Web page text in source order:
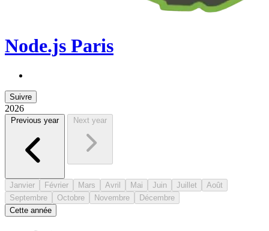
Node.js Paris
Suivre
2026
Previous year Next year
Janvier Février Mars Avril Mai Juin Juillet
Août
Septembre
Octobre Novembre
Décembre
Cette année